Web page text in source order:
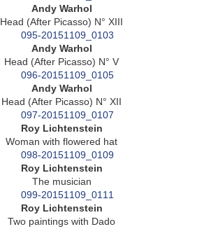
Andy Warhol
Head (After Picasso) N° XIII
Andy Warhol
Head (After Picasso) N° V
Andy Warhol
Head (After Picasso) N° XII
Roy Lichtenstein
Woman with flowered hat
Roy Lichtenstein
The musician
Roy Lichtenstein
Two paintings with Dado